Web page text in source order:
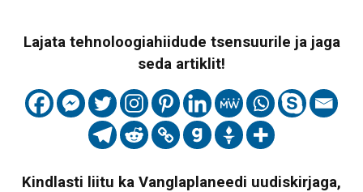
Lajata tehnoloogiahiidude tsensuurile ja jaga
seda artiklit!
Kindlasti liitu ka Vanglaplaneedi uudiskirjaga,